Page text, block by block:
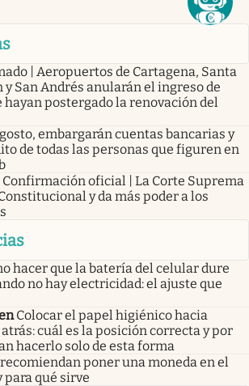
| Aeropuertos de Cartagena, Santa
San Andrés anularán el ingreso de
hayan postergado la renovación del
embargarán cuentas bancarias y
de todas las personas que figuren en
Confirmación oficial | La Corte Suprema
y da más poder a los
hacer que la batería del celular dure
no hay electricidad: el ajuste que
Colocar el papel higiénico hacia
cuál es la posición correcta y por
hacerlo solo de esta forma
poner una moneda en el
qué sirve